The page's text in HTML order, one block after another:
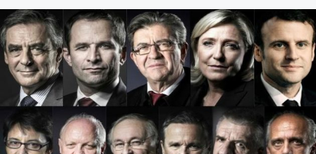
LES
PLUS
GROS
COUPS
DE
GUEULE
DU
DÉBAT
PRÉSIDENTIEL